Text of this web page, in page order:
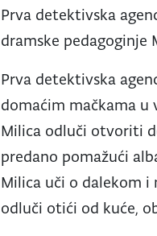
Prva detektivska
dramske pedagoginje
Prva detektivska
domaćim mačkama
Milica odluči otvoriti
predano pomažući
Milica uči o dalekom
odluči otići od kuće,